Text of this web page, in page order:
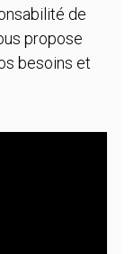
de
propose
besoins et